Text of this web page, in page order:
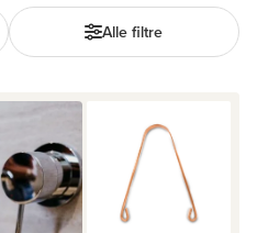
Alle filtre